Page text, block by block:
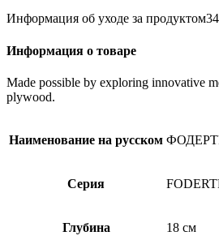
см
Информация об уходе за
Информация о товаре
Made possible by exploring innovative
plywood.
Наименование на русском
Серия
Глубина 18 см